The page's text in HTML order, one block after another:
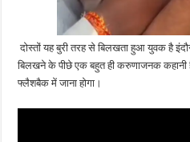
दोस्तों यह बुरी तरह से बिलखता हुआ युवक है
बिलखने के पीछे एक बहुत ही करुणाजनक कहानी
फ्लैशबैक में जाना होगा।